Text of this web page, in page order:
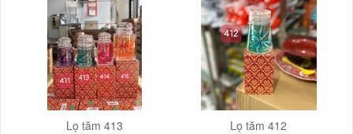
Lọ tăm 413
Lọ tăm 412